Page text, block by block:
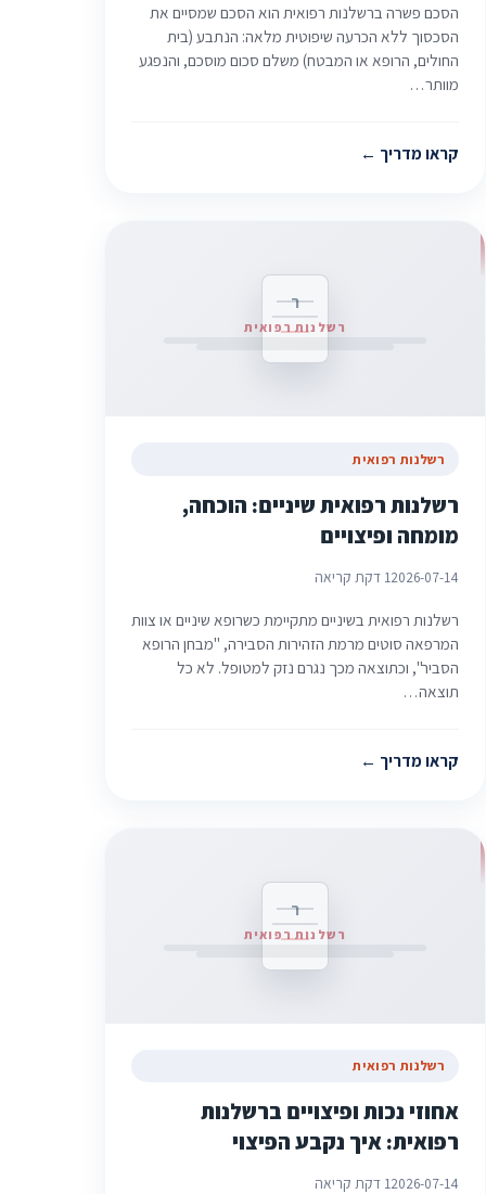
הסכם פשרה ברשלנות רפואית הוא הסכם שמסיים את
הסכסוך ללא הכרעה שיפוטית מלאה: הנתבע (בית
החולים, הרופא או המבטח) משלם סכום מוסכם, והנפגע
מוותר…
קראו מדריך
ר
רשלנות רפואית
רשלנות רפואית
רשלנות רפואית שיניים: הוכחה,
מומחה ופיצויים
2026-07-141 דקת קריאה
רשלנות רפואית בשיניים מתקיימת כשרופא שיניים או צוות
המרפאה סוטים מרמת הזהירות הסבירה, "מבחן הרופא
הסביר", וכתוצאה מכך נגרם נזק למטופל. לא כל
תוצאה…
קראו מדריך
ר
רשלנות רפואית
רשלנות רפואית
אחוזי נכות ופיצויים ברשלנות
רפואית: איך נקבע הפיצוי
2026-07-141 דקת קריאה